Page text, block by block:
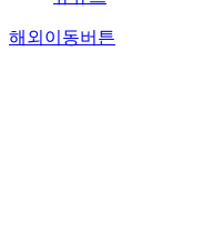
해외이동버튼